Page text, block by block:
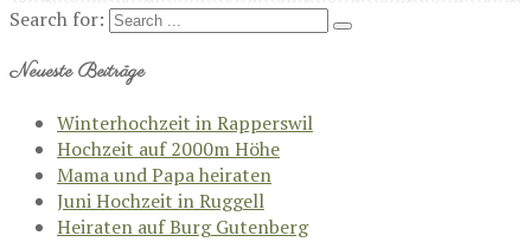
Search for:
Neueste Beiträge
Winterhochzeit in Rapperswil
Hochzeit auf 2000m Höhe
Mama und Papa heiraten
Juni Hochzeit in Ruggell
Heiraten auf Burg Gutenberg